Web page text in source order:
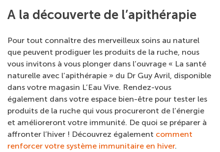
A la découverte de l’apithérapie
Pour tout connaître des merveilleux soins au naturel
que peuvent prodiguer les produits de la ruche, nous
vous invitons à vous plonger dans l’ouvrage « La santé
naturelle avec l’apithérapie » du Dr Guy Avril, disponible
dans votre magasin L’Eau Vive. Rendez-vous
également dans votre espace bien-être pour tester les
produits de la ruche qui vous procureront de l’énergie
et amélioreront votre immunité. De quoi se préparer à
affronter l’hiver ! Découvrez également comment
renforcer votre système immunitaire en hiver.